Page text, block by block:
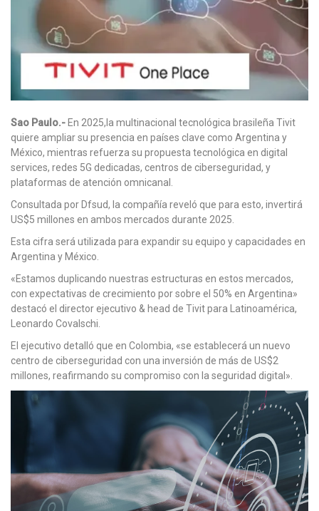
Sao Paulo.- En 2025,la multinacional tecnológica brasileña Tivit
quiere ampliar su presencia en países clave como Argentina y
México, mientras refuerza su propuesta tecnológica en digital
services, redes 5G dedicadas, centros de ciberseguridad, y
plataformas de atención omnicanal.
Consultada por Dfsud, la compañía reveló que para esto, invertirá
US$5 millones en ambos mercados durante 2025.
Esta cifra será utilizada para expandir su equipo y capacidades en
Argentina y México.
«Estamos duplicando nuestras estructuras en estos mercados,
con expectativas de crecimiento por sobre el 50% en Argentina»
destacó el director ejecutivo & head de Tivit para Latinoamérica,
Leonardo Covalschi.
El ejecutivo detalló que en Colombia, «se establecerá un nuevo
centro de ciberseguridad con una inversión de más de US$2
millones, reafirmando su compromiso con la seguridad digital».